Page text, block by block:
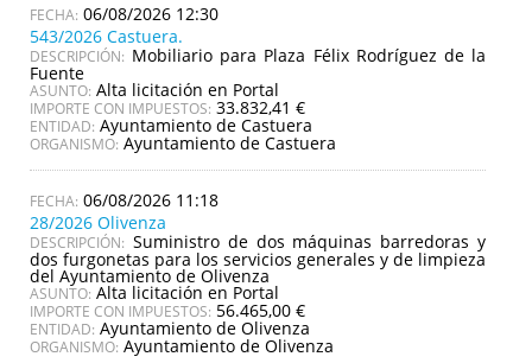
06/08/2026 12:30
543/2026 Castuera.
DESCRIPCIÓN: Mobiliario para Plaza Félix Rodríguez de la
Fuente
ASUNTO: Alta licitación en Portal
IMPORTE CON IMPUESTOS: 33.832,41 €
ENTIDAD: Ayuntamiento de Castuera
ORGANISMO: Ayuntamiento de Castuera
06/08/2026 11:18
28/2026 Olivenza
DESCRIPCIÓN: Suministro de dos máquinas barredoras y
dos furgonetas para los servicios generales y de limpieza
del Ayuntamiento de Olivenza
ASUNTO: Alta licitación en Portal
IMPORTE CON IMPUESTOS: 56.465,00 €
ENTIDAD: Ayuntamiento de Olivenza
ORGANISMO: Ayuntamiento de Olivenza